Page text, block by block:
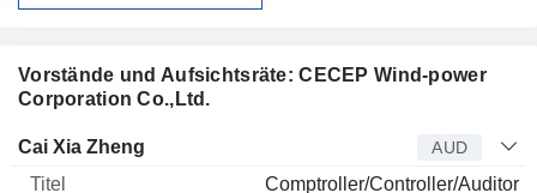
Vorstände und Aufsichtsräte: CECEP Wind-power
Corporation Co.,Ltd.
Manager Titel
Cai Xia Zheng AUD
Comptroller/Controller/Auditor